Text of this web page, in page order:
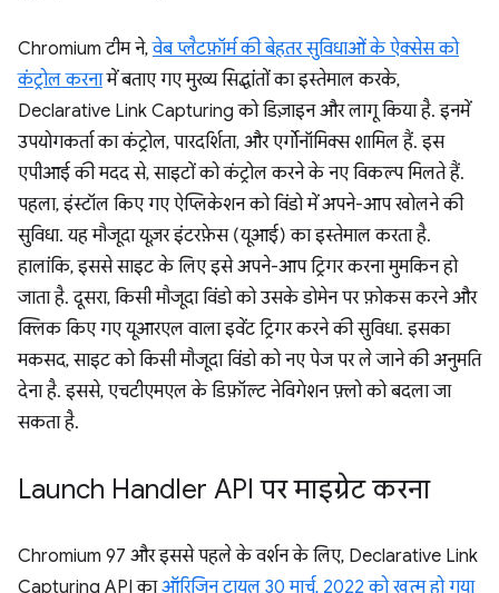
Chromium टीम ने,वेब प्लैटफ़ॉर्म की बेहतर सुविधाओं के ऐक्सेस को
कंट्रोल करनामें बताए गए मुख्य सिद्धांतों का इस्तेमाल करके,
Declarative Link Capturing को डिज़ाइन और लागू किया है. इनमें
उपयोगकर्ता का कंट्रोल, पारदर्शिता, और एर्गोनॉमिक्स शामिल हैं. इस
एपीआई की मदद से, साइटों को कंट्रोल करने के नए विकल्प मिलते हैं.
पहला, इंस्टॉल किए गए ऐप्लिकेशन को विंडो में अपने-आप खोलने की
सुविधा. यह मौजूदा यूज़र इंटरफ़ेस (यूआई) का इस्तेमाल करता है.
हालांकि, इससे साइट के लिए इसे अपने-आप ट्रिगर करना मुमकिन हो
जाता है. दूसरा, किसी मौजूदा विंडो को उसके डोमेन पर फ़ोकस करने और
क्लिक किए गए यूआरएल वाला इवेंट ट्रिगर करने की सुविधा. इसका
मकसद, साइट को किसी मौजूदा विंडो को नए पेज पर ले जाने की अनुमति
देना है. इससे, एचटीएमएल के डिफ़ॉल्ट नेविगेशन फ़्लो को बदला जा
सकता है.
Launch Handler API पर माइग्रेट करना
Chromium 97 और इससे पहले के वर्शन के लिए, Declarative Link
Capturing API काऑरिजिन ट्रायल 30 मार्च, 2022 को खत्म हो गया